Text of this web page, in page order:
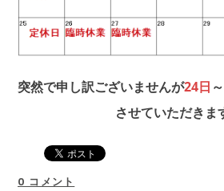
突然で申し訳ございませんが24日
させていただきま
0 コメント